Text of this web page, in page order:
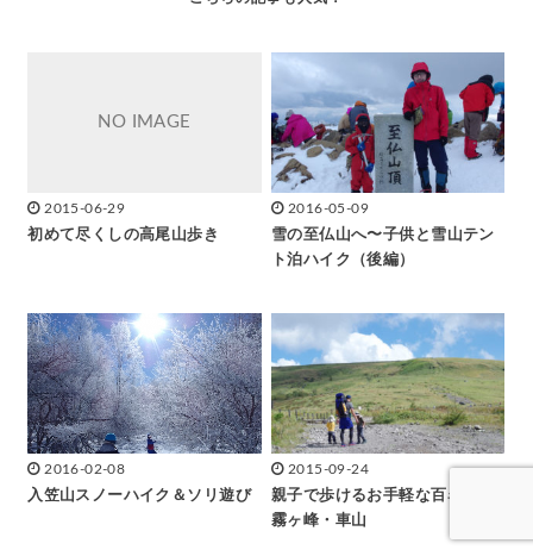
2015-06-29
初めて尽くしの高尾山歩き
2016-05-09
雪の至仏山へ〜子供と雪山テン
ト泊ハイク（後編）
2016-02-08
入笠山スノーハイク＆ソリ遊び
2015-09-24
親子で歩けるお手軽な百名山〜
霧ヶ峰・車山